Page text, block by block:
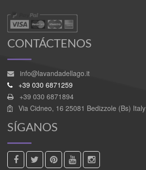
CONTÁCTENOS
info@lavandadellago.it
+39 030 6871259
+39 030 6871894
Via Cidneo, 16 25081 Bedizzole (Bs) Italy
SÍGANOS